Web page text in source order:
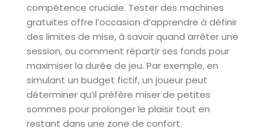
compétence cruciale. Tester des machines
gratuites offre l’occasion d’apprendre à définir
des limites de mise, à savoir quand arrêter une
session, ou comment répartir ses fonds pour
maximiser la durée de jeu. Par exemple, en
simulant un budget fictif, un joueur peut
déterminer qu’il préfère miser de petites
sommes pour prolonger le plaisir tout en
restant dans une zone de confort.